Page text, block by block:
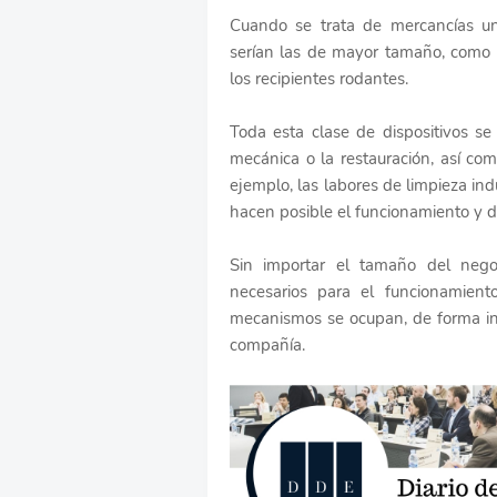
Cuando se trata de mercancías
serían las de mayor tamaño,
los recipientes rodantes.
Toda esta clase de dispositivos
mecánica o la restauración, así
ejemplo, las labores de limpieza
hacen posible el funcionamiento y
Sin importar el tamaño del
necesarios para el
mecanismos se ocupan, de forma
compañía.